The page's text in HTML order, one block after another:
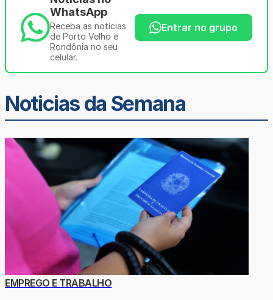
WhatsApp
Receba as notícias
de Porto Velho e
Rondônia no seu
celular.
Entrar no grupo
Noticias da Semana
EMPREGO E TRABALHO